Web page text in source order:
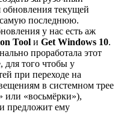
обновления текущей
последнюю.
у нас есть аж
Tool и Get Windows 10.
проработала этот
для того чтобы у
при переходе на
в системном трее
или «восьмёрки»),
и предложит ему